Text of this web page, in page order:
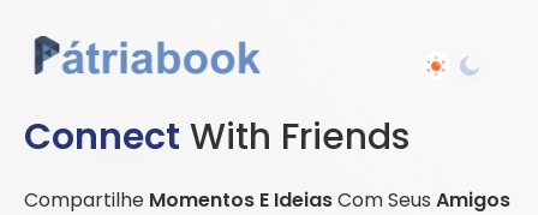
Connect With Friends
Compartilhe Momentos E IdeiasCom Seus Amigos